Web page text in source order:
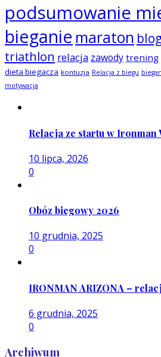
podsumowanie
bieganie maraton
triathlon relacja zawody trening
dieta biegacza kontuzja Relacja z biegu
motywacja
Relacja ze startu w Ironman
10 lipca, 2026
0
Obóz biegowy 2026
10 grudnia, 2025
0
IRONMAN ARIZONA –
6 grudnia, 2025
0
Archiwum